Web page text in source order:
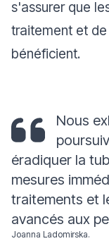
s'assurer que
traitement et
bénéficient.
Nous
éradiquer la
mesures
traitements et
avancés aux
Joanna Ladomirska.